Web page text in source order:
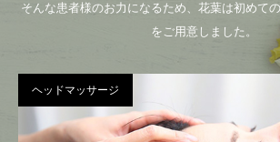
そんな患者様のお力になるため、花葉は初めて
をご用意しました。
ヘッドマッサージ